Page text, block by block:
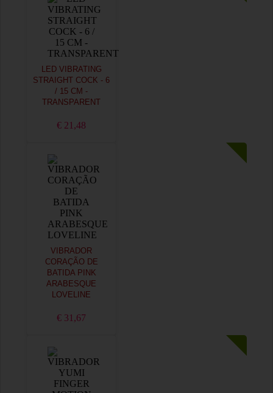
LED VIBRATING
STRAIGHT COCK - 6
/ 15 CM -
TRANSPARENT
€ 21,48
VIBRADOR
CORAÇÃO DE
BATIDA PINK
ARABESQUE
LOVELINE
€ 31,67